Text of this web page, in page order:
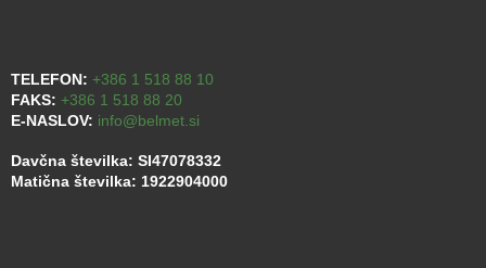
TELEFON: +386 1 518 88 10
FAKS: +386 1 518 88 20
E-NASLOV: info@belmet.si
Davčna številka: SI47078332
Matična številka: 1922904000